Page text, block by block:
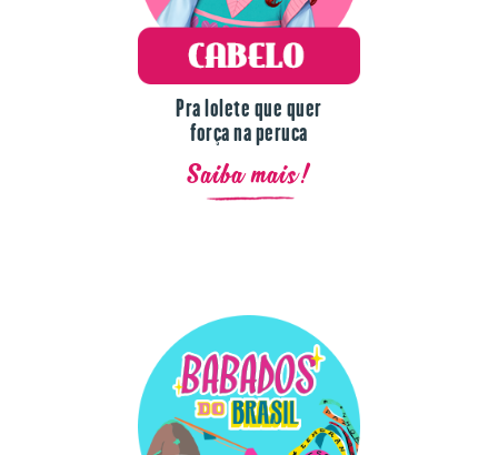
Pra lolete que quer
força na peruca
Saiba mais!